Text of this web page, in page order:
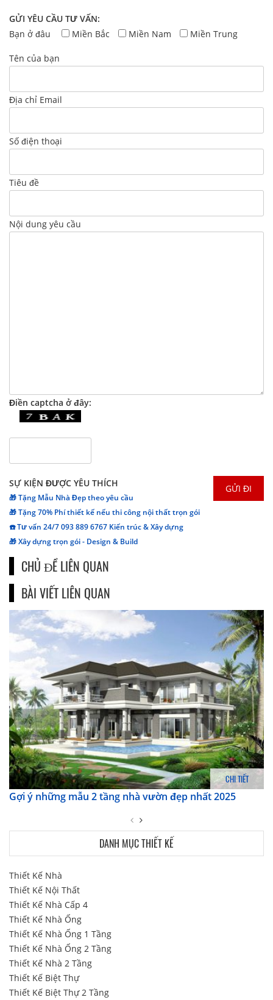
GỬI YÊU CẦU TƯ VẤN:
Bạn ở đâu
Miền Bắc Miền Nam Miền Trung
Tên của bạn
Địa chỉ Email
Số điện thoại
Tiêu đề
Nội dung yêu cầu
Điền captcha ở đây:
SỰ KIỆN ĐƯỢC YÊU THÍCH
🎁 Tặng Mẫu Nhà Đẹp theo yêu cầu
🎁 Tặng 70% Phí thiết kế nếu thi công nội thất trọn gói
☎️ Tư vấn 24/7 093 889 6767 Kiến trúc & Xây dựng
🎁 Xây dựng trọn gói - Design & Build
CHỦ ĐỀ LIÊN QUAN
BÀI VIẾT LIÊN QUAN
CHI TIẾT
Gợi ý những mẫu 2 tầng nhà vườn đẹp nhất 2025
DANH MỤC THIẾT KẾ
Thiết Kế Nhà
Thiết Kế Nội Thất
Thiết Kế Nhà Cấp 4
Thiết Kế Nhà Ống
Thiết Kế Nhà Ống 1 Tầng
Thiết Kế Nhà Ống 2 Tầng
Thiết Kế Nhà 2 Tầng
Thiết Kế Biệt Thự
Thiết Kế Biệt Thự 2 Tầng